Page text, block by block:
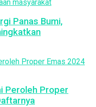
Panas Bumi,
Peroleh Proper